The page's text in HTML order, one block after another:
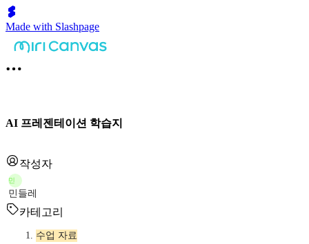
Made with Slashpage
AI 프레젠테이션 학습지
작성자
민
민들레
카테고리
수업 자료